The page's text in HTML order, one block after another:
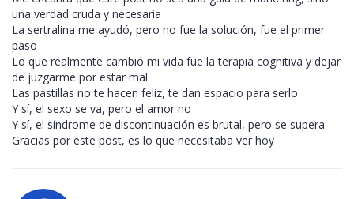
una verdad cruda y necesaria
La sertralina me ayudó, pero no fue la solución, fue el primer
paso
Lo que realmente cambió mi vida fue la terapia cognitiva y dejar
de juzgarme por estar mal
Las pastillas no te hacen feliz, te dan espacio para serlo
Y sí, el sexo se va, pero el amor no
Y sí, el síndrome de discontinuación es brutal, pero se supera
Gracias por este post, es lo que necesitaba ver hoy